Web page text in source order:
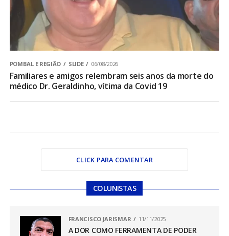
POMBAL E REGIÃO SLIDE 06/08/2026
Familiares e amigos relembram seis anos da morte do
médico Dr. Geraldinho, vítima da Covid 19
CLICK PARA COMENTAR
COLUNISTAS
FRANCISCO JARISMAR 11/11/2025
A DOR COMO FERRAMENTA DE PODER